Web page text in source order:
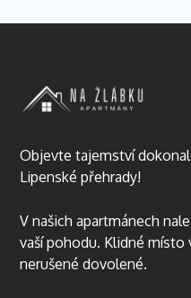
Objevte tajemství
Lipenské přehrady!
V našich apartmánech
vaší pohodu. Klidné místo
nerušené dovolené.